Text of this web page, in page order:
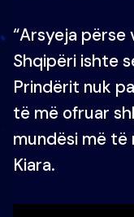
“Arsyeja përse
Shqipëri ishte
Prindërit nuk
të më ofruar
mundësi më
Kiara.